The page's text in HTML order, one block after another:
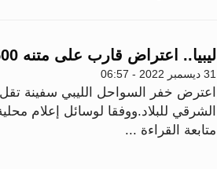
ليبيا.. اعتراض قارب على متنه 500 مهاجر متجهين إلى أوروبا
31 ديسمبر 2022 - 06:57
الشرقي للبلاد.ووفقا لوسائل إعلام
متابعة القراءة ...